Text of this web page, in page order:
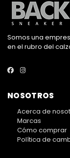
Somos una
en el rubro del
NOSOTROS
Acerca de
Marcas
Cómo comprar
Política de